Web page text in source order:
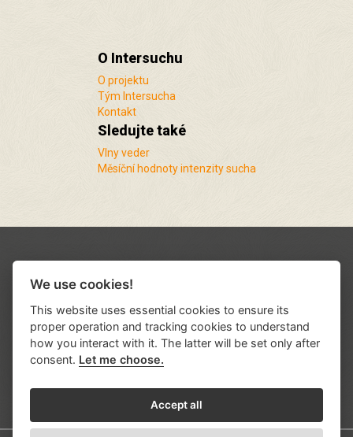
O Intersuchu
O projektu
Tým Intersucha
Kontakt
Sledujte také
Vlny veder
Měsíční hodnoty intenzity sucha
We use cookies!
This website uses essential cookies to ensure its
proper operation and tracking cookies to understand
how you interact with it. The latter will be set only after
consent. Let me choose.
Accept all